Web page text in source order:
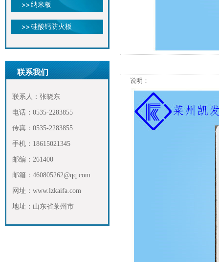
纳米板
硅酸钙防火板
联系我们
联系人：张晓东
电话：0535-2283855
传真：0535-2283855
手机：18615021345
邮编：261400
邮箱：460805262@qq.com
网址：www.lzkaifa.com
地址：山东省莱州市
说明：